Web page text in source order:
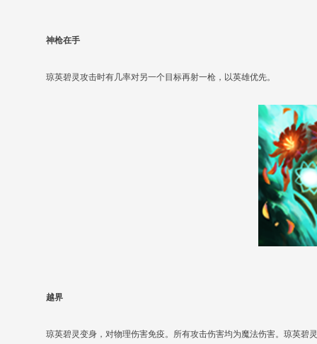
神枪在手
琼英碧灵攻击时有几率对另一个目标再射一枪，以英雄优先。
越界
琼英碧灵变身，对物理伤害免疫。所有攻击伤害均为魔法伤害。琼英碧